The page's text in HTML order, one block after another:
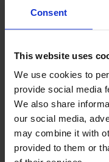
Consent
This website uses
We use cookies to
provide social media
We also share
our social media,
may combine it with
provided to them or
Verkäufer
Sales
+31